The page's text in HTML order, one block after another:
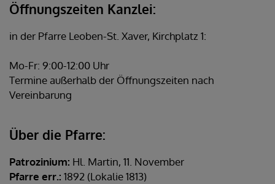
Öffnungszeiten Kanzlei:
in der Pfarre Leoben-St. Xaver, Kirchplatz 1:
Mo-Fr: 9:00-12:00 Uhr
Termine außerhalb der Öffnungszeiten nach
Vereinbarung
Über die Pfarre:
Patrozinium: Hl. Martin, 11. November
Pfarre err.: 1892 (Lokalie 1813)